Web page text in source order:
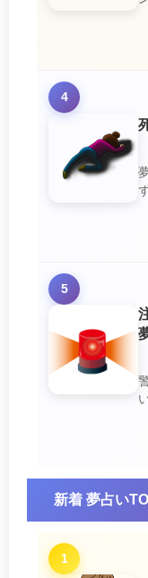
4
5
いま
新着 夢占い
1